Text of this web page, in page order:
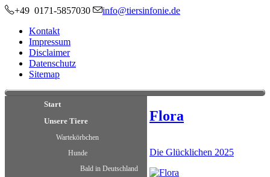
+49 0171-5857030 info@tiersinfonie.de
Kontakt
Impressum
Disclaimer
Datenschutz
Sitemap
Start
Unsere Tiere
Wartekörbchen
Hunde
Bald in Deutschland
Flora
Die Glücklichen 2025